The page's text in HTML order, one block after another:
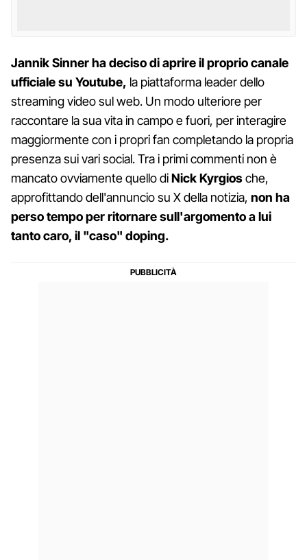
Jannik Sinnerha deciso di aprire il proprio canale
ufficiale su Youtube, la piattaforma leader dello
streaming video sul web. Un modo ulteriore per
raccontare la sua vita in campo e fuori, per interagire
maggiormente con i propri fan completando la propria
presenza sui vari social. Tra i primi commenti non è
mancato ovviamente quello diNick Kyrgiosche,
approfittando dell'annuncio su X della notizia, non ha
perso tempo per ritornare sull'argomento a lui
tanto caro, il "caso" doping.